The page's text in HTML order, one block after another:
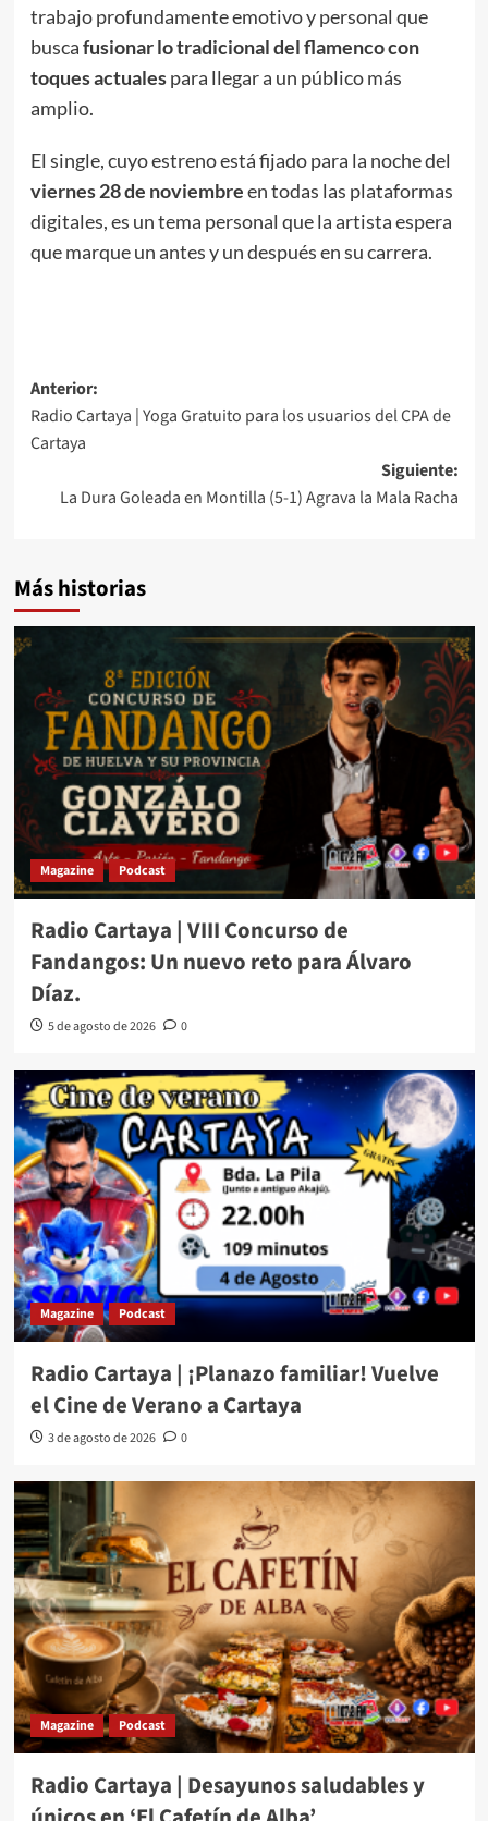
trabajo profundamente emotivo y personal que
buscafusionar lo tradicional del flamenco con
toques actualespara llegar a un público más
amplio.
El single, cuyo estreno está fijado para la noche del
viernes 28 de noviembreen todas las plataformas
digitales, es un tema personal que la artista espera
que marque un antes y un después en su carrera.
Anterior:
Radio Cartaya | Yoga Gratuito para los usuarios del CPA de
Cartaya
Siguiente:
La Dura Goleada en Montilla (5-1) Agrava la Mala Racha
Más historias
Magazine Podcast
Radio Cartaya | VIII Concurso de
Fandangos: Un nuevo reto para Álvaro
Díaz.
5 de agosto de 2026 0
Magazine Podcast
Radio Cartaya | ¡Planazo familiar! Vuelve
el Cine de Verano a Cartaya
3 de agosto de 2026 0
Magazine Podcast
Radio Cartaya | Desayunos saludables y